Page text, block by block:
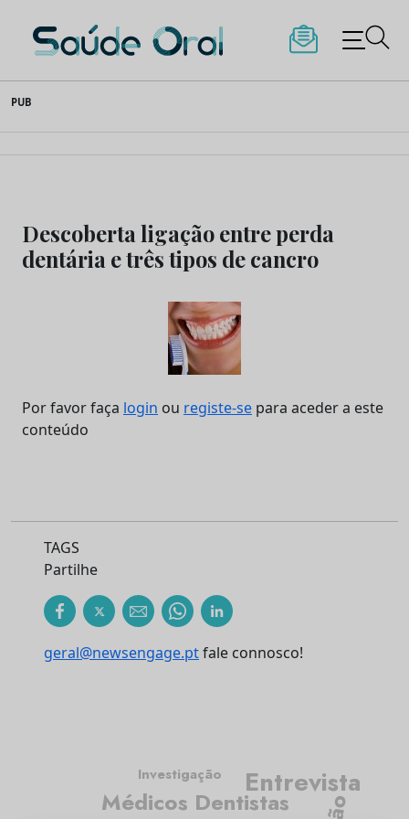
to
content
Saúde Oral
PUB
Descoberta ligação entre perda
dentária e três tipos de cancro
Por favor faça login ou registe-se para aceder a este
conteúdo
TAGS
Partilhe
geral@newsengage.ptfale connosco!
Médicos Dentistas
Entrevista
Investigação